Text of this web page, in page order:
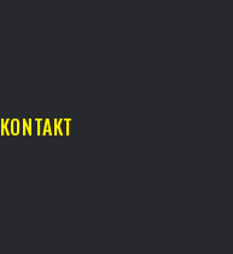
KONTAKT